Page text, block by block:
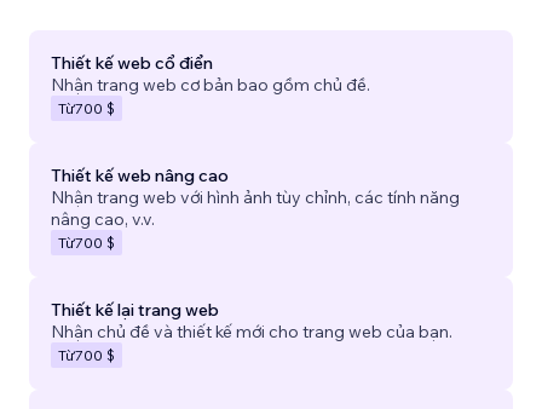
Thiết kế web cổ điển
Nhận trang web cơ bản bao gồm chủ đề.
Từ700 $
Thiết kế web nâng cao
Nhận trang web với hình ảnh tùy chỉnh, các tính năng
nâng cao, v.v.
Từ700 $
Thiết kế lại trang web
Nhận chủ đề và thiết kế mới cho trang web của bạn.
Từ700 $